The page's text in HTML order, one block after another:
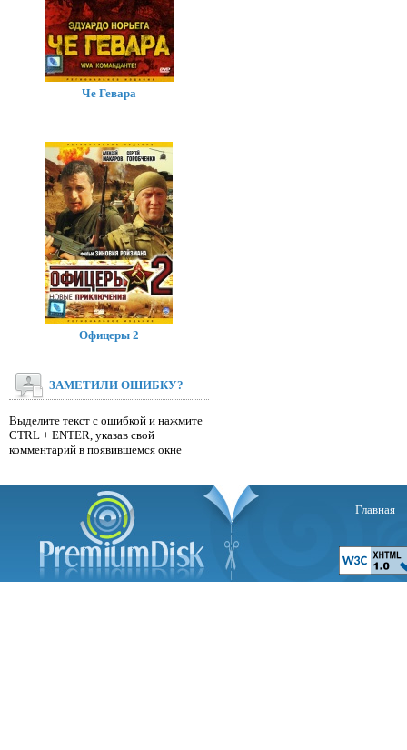
Че Гевара
Офицеры 2
ЗАМЕТИЛИ ОШИБКУ?
Выделите текст с ошибкой и нажмите
CTRL + ENTER, указав свой
комментарий в появившемся окне
Главная